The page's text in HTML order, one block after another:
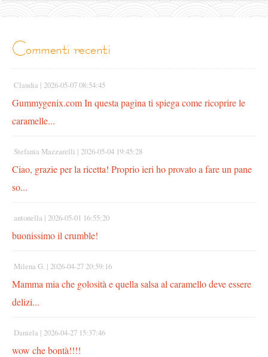
commenti recenti
Claudia | 2026-05-07 08:54:45
Gummygenix.com In questa pagina ti spiega come ricoprire le
caramelle...
Stefania Mazzarelli | 2026-05-04 19:45:28
Ciao, grazie per la ricetta! Proprio ieri ho provato a fare un pane
so...
antonella | 2026-05-01 16:55:20
buonissimo il crumble!
Milena G. | 2026-04-27 20:59:16
Mamma mia che golosità e quella salsa al caramello deve essere
delizi...
Daniela | 2026-04-27 15:37:46
wow che bontà!!!!